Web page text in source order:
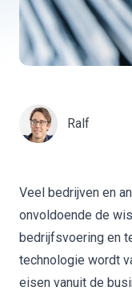
Ralf
Veel bedrijven en
onvoldoende de
bedrijfsvoering en
technologie wordt
eisen vanuit de